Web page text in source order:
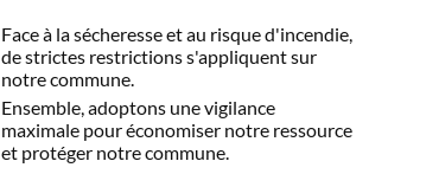
Face à la sécheresse et au risque d'incendie,
de strictes restrictions s'appliquent sur
notre commune.
Ensemble, adoptons une vigilance
maximale pour économiser notre ressource
et protéger notre commune.